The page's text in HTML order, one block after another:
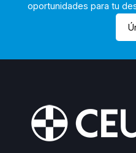
oportunidades para tu